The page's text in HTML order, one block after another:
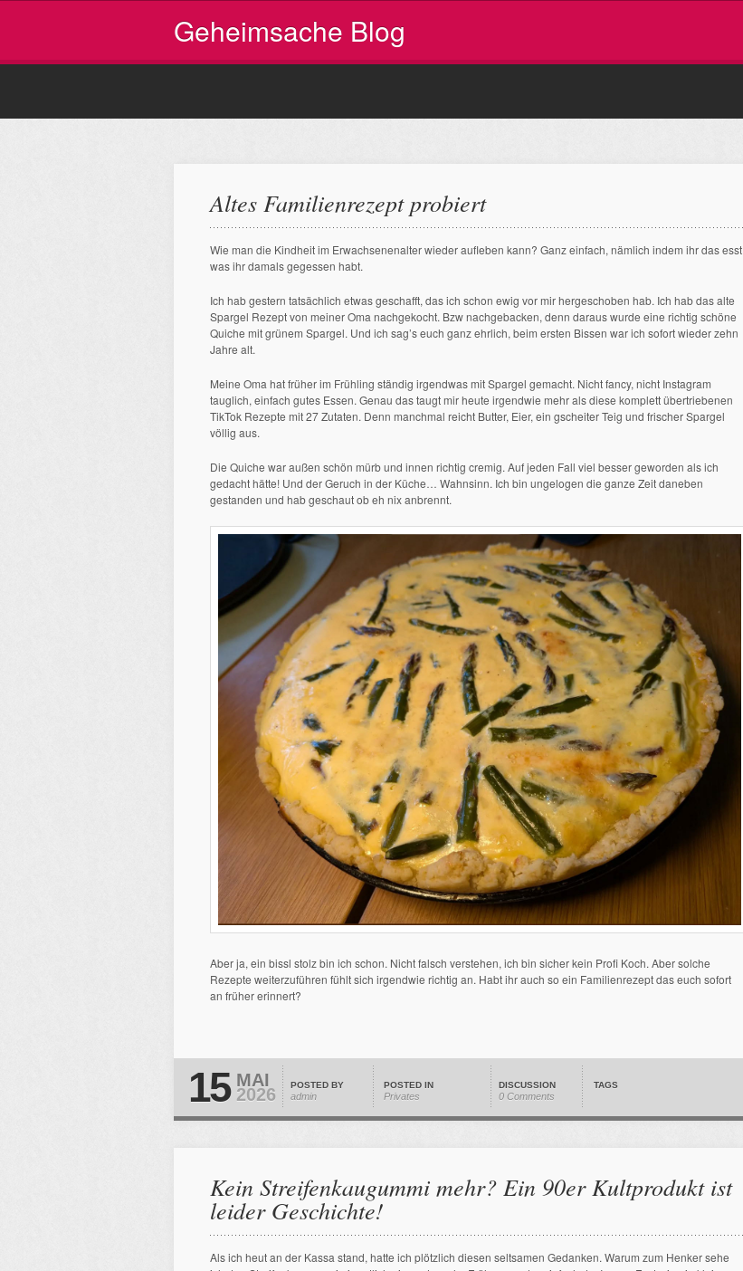
Geheimsache Blog
Altes Familienrezept probiert
Wie man die Kindheit im Erwachsenenalter wieder aufleben kann? Ganz einfach, nämlich indem ihr das esst
was ihr damals gegessen habt.
Ich hab gestern tatsächlich etwas geschafft, das ich schon ewig vor mir hergeschoben hab. Ich hab das alte
Spargel Rezept von meiner Oma nachgekocht. Bzw nachgebacken, denn daraus wurde eine richtig schöne
Quiche mit grünem Spargel. Und ich sag’s euch ganz ehrlich, beim ersten Bissen war ich sofort wieder zehn
Jahre alt.
Meine Oma hat früher im Frühling ständig irgendwas mit Spargel gemacht. Nicht fancy, nicht Instagram
tauglich, einfach gutes Essen. Genau das taugt mir heute irgendwie mehr als diese komplett übertriebenen
TikTok Rezepte mit 27 Zutaten. Denn manchmal reicht Butter, Eier, ein gscheiter Teig und frischer Spargel
völlig aus.
Die Quiche war außen schön mürb und innen richtig cremig. Auf jeden Fall viel besser geworden als ich
gedacht hätte! Und der Geruch in der Küche… Wahnsinn. Ich bin ungelogen die ganze Zeit daneben
gestanden und hab geschaut ob eh nix anbrennt.
Aber ja, ein bissl stolz bin ich schon. Nicht falsch verstehen, ich bin sicher kein Profi Koch. Aber solche
Rezepte weiterzuführen fühlt sich irgendwie richtig an. Habt ihr auch so ein Familienrezept das euch sofort
an früher erinnert?
15 MAI
2026 POSTED BY
admin
POSTED IN
Privates
DISCUSSION
0 Comments
TAGS
Kein Streifenkaugummi mehr? Ein 90er Kultprodukt ist
leider Geschichte!
Als ich heut an der Kassa stand, hatte ich plötzlich diesen seltsamen Gedanken. Warum zum Henker sehe